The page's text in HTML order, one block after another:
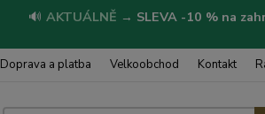
🔊 AKTUÁLNĚ → SLEVA -10 % na
Doprava a platba Velkoobchod Kontakt